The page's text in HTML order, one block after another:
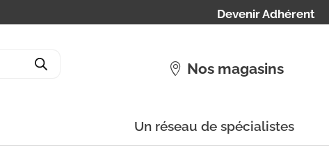
Devenir Adhérent
Nos magasins
Un réseau de spécialistes